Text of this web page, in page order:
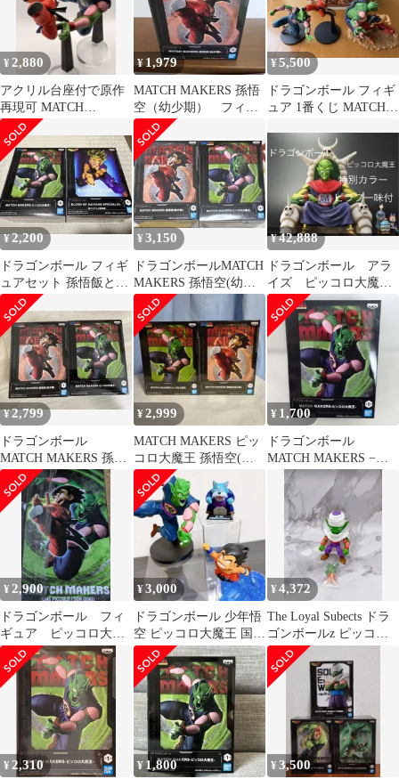
¥ 2,880
アクリル台座付で原作
再現可 MATCH
MAKERS 孫悟空 ピッ
コロ大魔王
¥ 1,979
MATCH MAKERS 孫悟
空（幼少期） フィギ
ュア
¥5,500
ドラゴンボール フィギ
ュア 1番くじ MATCH
¥2,200
ドラゴンボール フィギ
ュアセット 孫悟飯とピ
ッコロ大魔王
¥3,150
ドラゴンボールMATCH
MAKERS 孫悟空(幼少
期) & ピッコロ大魔王
¥42,888
ドラゴンボール アラ
イズ ピッコロ大魔
王 ver.C 特別カラー
特典付 ジーマ
¥2,799
ドラゴンボール
MATCH MAKERS 孫悟
空（幼少期） ピッコロ
大魔王
¥2,999
MATCH MAKERS ピッ
コロ大魔王 孫悟空(幼
少期) セット
¥ 1,700
ドラゴンボール
MATCH MAKERS −ピ
ッコロ大魔王−
¥2,900
ドラゴンボール フィ
ギュア ピッコロ大魔
王 孫悟空 幼少期 マッ
チ メイカーズ
¥3,000
ドラゴンボール 少年悟
空 ピッコロ大魔王 国王
フィギュア※国王訳あ
り
¥4,372
The Loyal Subects ドラ
ゴンボールz ピッコロ
大魔王
¥ 2,310 ¥1,800 ¥3,500